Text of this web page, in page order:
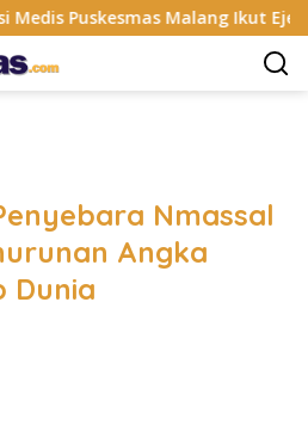
Malang Ikut Ejek
Nmassal
Angka
Dunia